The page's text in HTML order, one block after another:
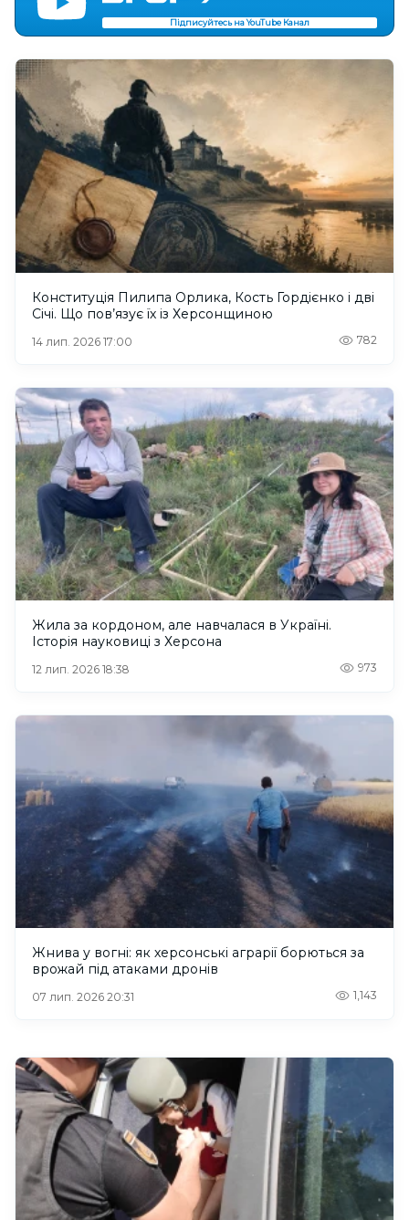
Підписуйтесь на YouTube Канал
Конституція Пилипа Орлика, Кость Гордієнко і дві
Січі. Що пов’язує їх із Херсонщиною
14 лип. 2026 17:00 782
Жила за кордоном, але навчалася в Україні.
Історія науковиці з Херсона
12 лип. 2026 18:38 973
Жнива у вогні: як херсонські аграрії борються за
врожай під атаками дронів
07 лип. 2026 20:31 1,143